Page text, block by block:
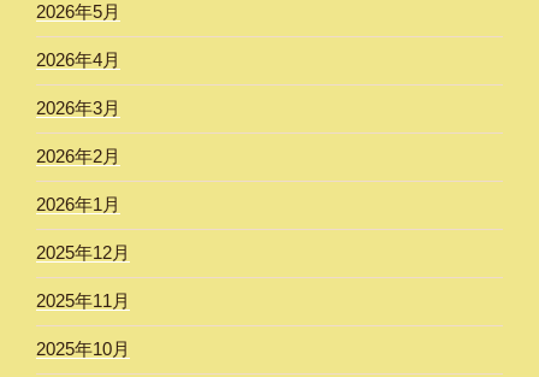
2026年5月
2026年4月
2026年3月
2026年2月
2026年1月
2025年12月
2025年11月
2025年10月